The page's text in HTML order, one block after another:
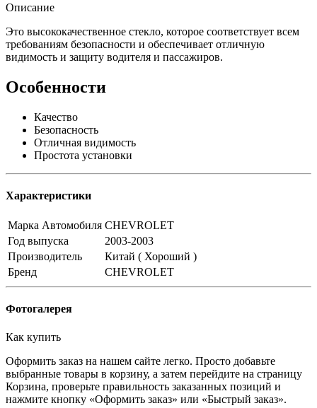
Описание
Это высококачественное стекло, которое соответствует всем
требованиям безопасности и обеспечивает отличную
видимость и защиту водителя и пассажиров.
Особенности
Качество
Безопасность
Отличная видимость
Простота установки
Характеристики
Марка Автомобиля CHEVROLET
Год выпуска
2003-2003
Производитель
Китай ( Хороший )
Бренд
CHEVROLET
Фотогалерея
Как купить
Оформить заказ на нашем сайте легко. Просто добавьте
выбранные товары в корзину, а затем перейдите на страницу
Корзина, проверьте правильность заказанных позиций и
нажмите кнопку «Оформить заказ» или «Быстрый заказ».